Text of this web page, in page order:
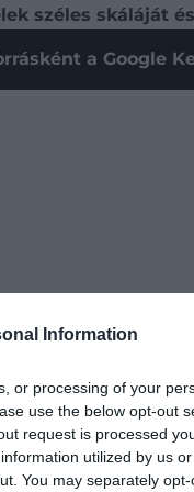
Information
or processing of your
use the below opt-out
request is processed
utilized by us
You may separately
széles skáláját
a Google
génekre